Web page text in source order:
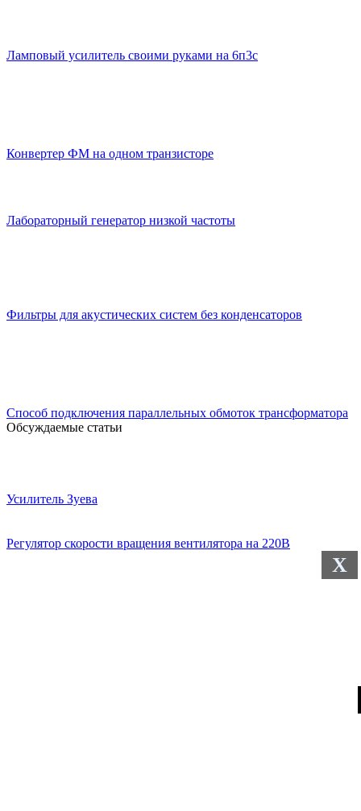
X
Ламповый усилитель своими руками на 6п3с
Конвертер ФМ на одном транзисторе
Лабораторный генератор низкой частоты
Фильтры для акустических систем без конденсаторов
Способ подключения параллельных обмоток трансформатора
Обсуждаемые статьи
Усилитель Зуева
Регулятор скорости вращения вентилятора на 220В